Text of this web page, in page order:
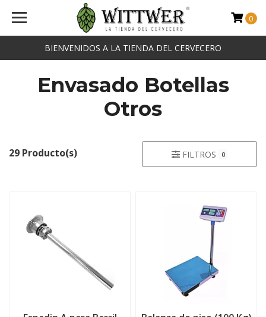
BIENVENIDOS A LA TIENDA DEL CERVECERO
0
Envasado Botellas
Otros
29 Producto(s) FILTROS 0